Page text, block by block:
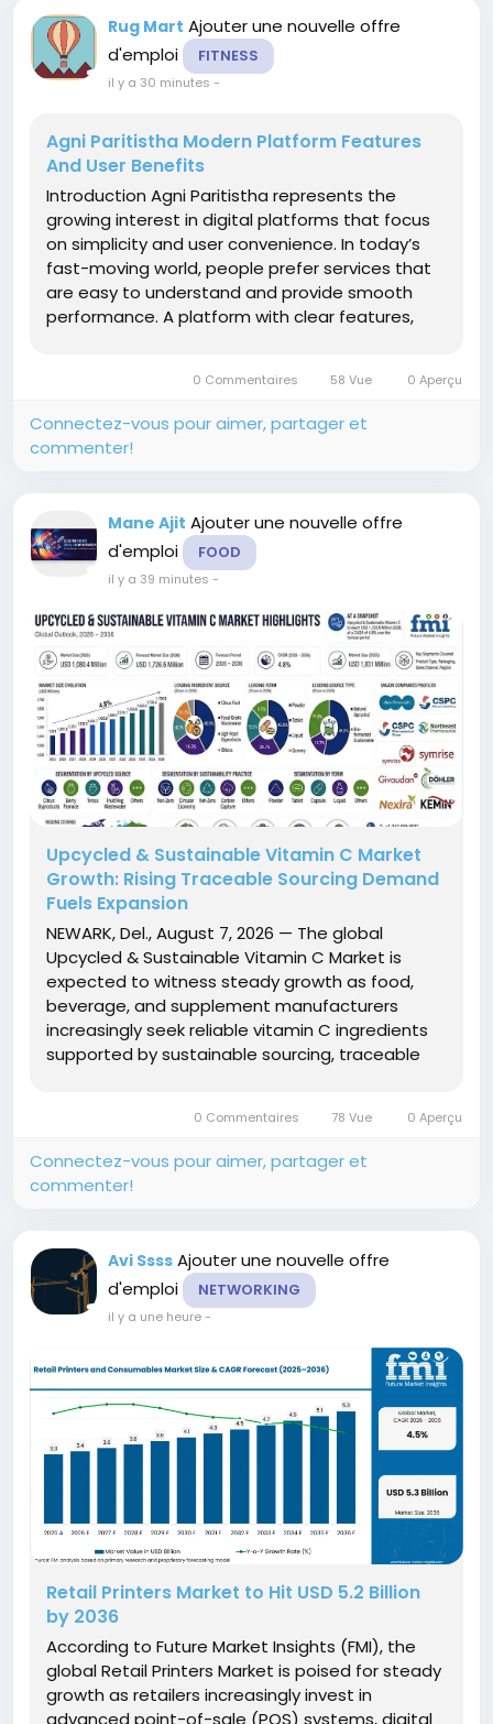
Rug Mart Ajouter une nouvelle offre
d'emploi
FITNESS
il y a 30 minutes -
Agni Paritistha Modern Platform Features
And User Benefits
Introduction Agni Paritistha represents the
growing interest in digital platforms that focus
on simplicity and user convenience. In today’s
fast-moving world, people prefer services that
are easy to understand and provide smooth
performance. A platform with clear features,
of users. Exploring...0 Commentaires 58 Vue 0 Aperçu
Connectez-vous pour aimer, partager et
commenter!
Mane Ajit Ajouter une nouvelle offre
d'emploi
FOOD
il y a 39 minutes -
Upcycled & Sustainable Vitamin C Market
Growth: Rising Traceable Sourcing Demand
Fuels Expansion
NEWARK, Del., August 7, 2026 — The global
Upcycled & Sustainable Vitamin C Market is
expected to witness steady growth as food,
beverage, and supplement manufacturers
increasingly seek reliable vitamin C ingredients
supported by sustainable sourcing, traceable
projected to grow from USD...
0 Commentaires 78 Vue 0 Aperçu
Connectez-vous pour aimer, partager et
commenter!
Avi Ssss Ajouter une nouvelle offre
d'emploi
NETWORKING
il y a une heure-
Retail Printers Market to Hit USD 5.2 Billion
by 2036
According to Future Market Insights (FMI), the
global Retail Printers Market is poised for steady
growth as retailers increasingly invest in
advanced point-of-sale (POS) systems, digital